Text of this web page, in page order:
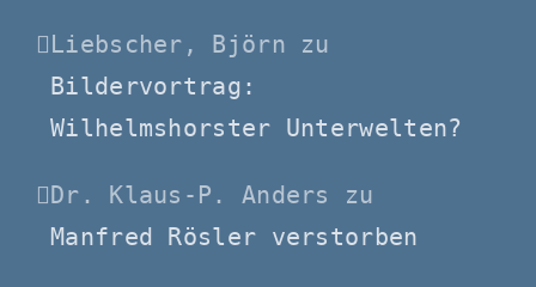
Liebscher, Björn zu
Bildervortrag:
Wilhelmshorster Unterwelten?
Dr. Klaus-P. Anders
zu
Manfred Rösler verstorben